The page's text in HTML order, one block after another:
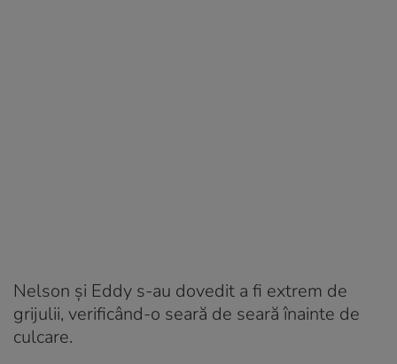
Nelson și Eddy s-au dovedit a fi extrem de
grijulii, verificând-o seară de seară înainte de
culcare.